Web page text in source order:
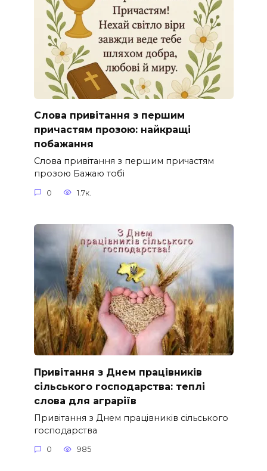
Слова привітання з першим
причастям прозою: найкращі
побажання
Слова привітання з першим причастям
прозою Бажаю тобі
0 1.7к.
Привітання з Днем працівників
сільського господарства: теплі
слова для аграріїв
Привітання з Днем працівників сільського
господарства
0 985